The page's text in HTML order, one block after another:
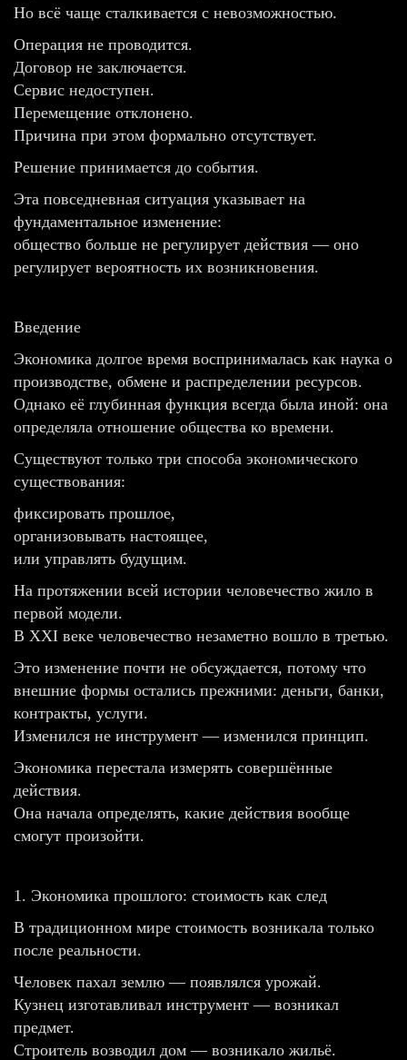
Но всё чаще сталкивается с невозможностью.
Операция не проводится.
Договор не заключается.
Сервис недоступен.
Перемещение отклонено.
Причина при этом формально отсутствует.
Решение принимается до события.
Эта повседневная ситуация указывает на
фундаментальное изменение:
общество больше не регулирует действия — оно
регулирует вероятность их возникновения.
Введение
Экономика долгое время воспринималась как наука о
производстве, обмене и распределении ресурсов.
Однако её глубинная функция всегда была иной: она
определяла отношение общества ко времени.
Существуют только три способа экономического
существования:
фиксировать прошлое,
организовывать настоящее,
или управлять будущим.
На протяжении всей истории человечество жило в
первой модели.
В XXI веке человечество незаметно вошло в третью.
Это изменение почти не обсуждается, потому что
внешние формы остались прежними: деньги, банки,
контракты, услуги.
Изменился не инструмент — изменился принцип.
Экономика перестала измерять совершённые
действия.
Она начала определять, какие действия вообще
смогут произойти.
1. Экономика прошлого: стоимость как след
В традиционном мире стоимость возникала только
после реальности.
Человек пахал землю — появлялся урожай.
Кузнец изготавливал инструмент — возникал
предмет.
Строитель возводил дом — возникало жильё.